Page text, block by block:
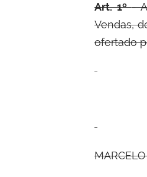
Art. 1º-
Vendas,
ofertado